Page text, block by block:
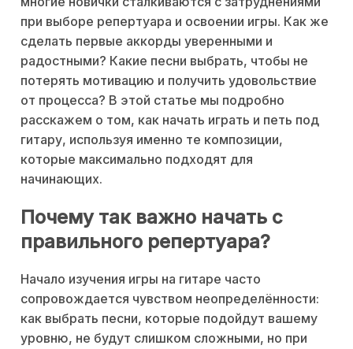
при выборе репертуара и освоении игры. Как же
сделать первые аккорды уверенными и
радостными? Какие песни выбрать, чтобы не
потерять мотивацию и получить удовольствие
от процесса? В этой статье мы подробно
расскажем о том, как начать играть и петь под
гитару, используя именно те композиции,
которые максимально подходят для
начинающих.
Почему так важно начать с
правильного репертуара?
Начало изучения игры на гитаре часто
сопровождается чувством неопределённости:
как выбрать песни, которые подойдут вашему
уровню, не будут слишком сложными, но при